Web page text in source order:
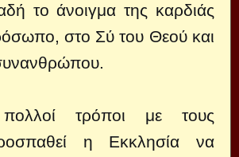
το άνοιγμα της καρδιάς
στο Σύ του Θεού και
τρόποι με τους
η Εκκλησία να